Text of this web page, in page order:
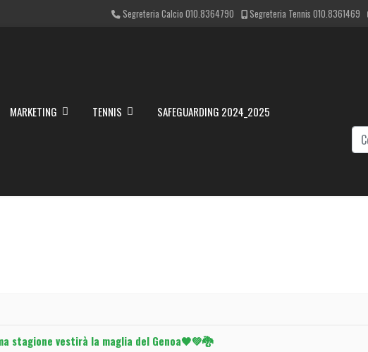
Segreteria Calcio 010.8364790 Segreteria Tennis 010.8361469
MARKETING TENNIS SAFEGUARDING 2024_2025
Cerca
stagione vestirà la maglia del Genoa🖤💚🐉